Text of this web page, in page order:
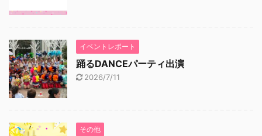
イベントレポート
踊るDANCEパーティ出演
2026/7/11
その他